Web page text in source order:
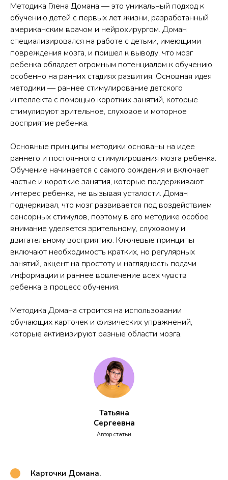
Методика Глена Домана — это уникальный подход к
обучению детей с первых лет жизни, разработанный
американским врачом и нейрохирургом. Доман
специализировался на работе с детьми, имеющими
повреждения мозга, и пришел к выводу, что мозг
ребенка обладает огромным потенциалом к обучению,
особенно на ранних стадиях развития. Основная идея
методики — раннее стимулирование детского
интеллекта с помощью коротких занятий, которые
стимулируют зрительное, слуховое и моторное
восприятие ребенка.
Основные принципы методики основаны на идее
раннего и постоянного стимулирования мозга ребенка.
Обучение начинается с самого рождения и включает
частые и короткие занятия, которые поддерживают
интерес ребенка, не вызывая усталости. Доман
подчеркивал, что мозг развивается под воздействием
сенсорных стимулов, поэтому в его методике особое
внимание уделяется зрительному, слуховому и
двигательному восприятию. Ключевые принципы
включают необходимость кратких, но регулярных
занятий, акцент на простоту и наглядность подачи
информации и раннее вовлечение всех чувств
ребенка в процесс обучения.
Методика Домана строится на использовании
обучающих карточек и физических упражнений,
которые активизируют разные области мозга.
Татьяна
Сергеевна
Автор статьи
Карточки Домана.